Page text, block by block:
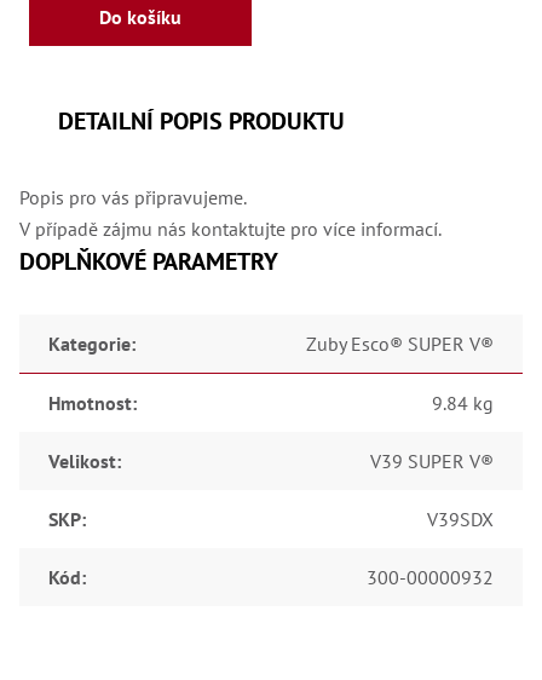
Do košíku
DETAILNÍ POPIS PRODUKTU
Popis pro vás připravujeme.
V případě zájmu nás kontaktujte pro více informací.
DOPLŇKOVÉ PARAMETRY
Kategorie: Zuby Esco® SUPER V®
Hmotnost: 9.84 kg
Velikost: V39 SUPER V®
SKP: V39SDX
Kód: 300-00000932